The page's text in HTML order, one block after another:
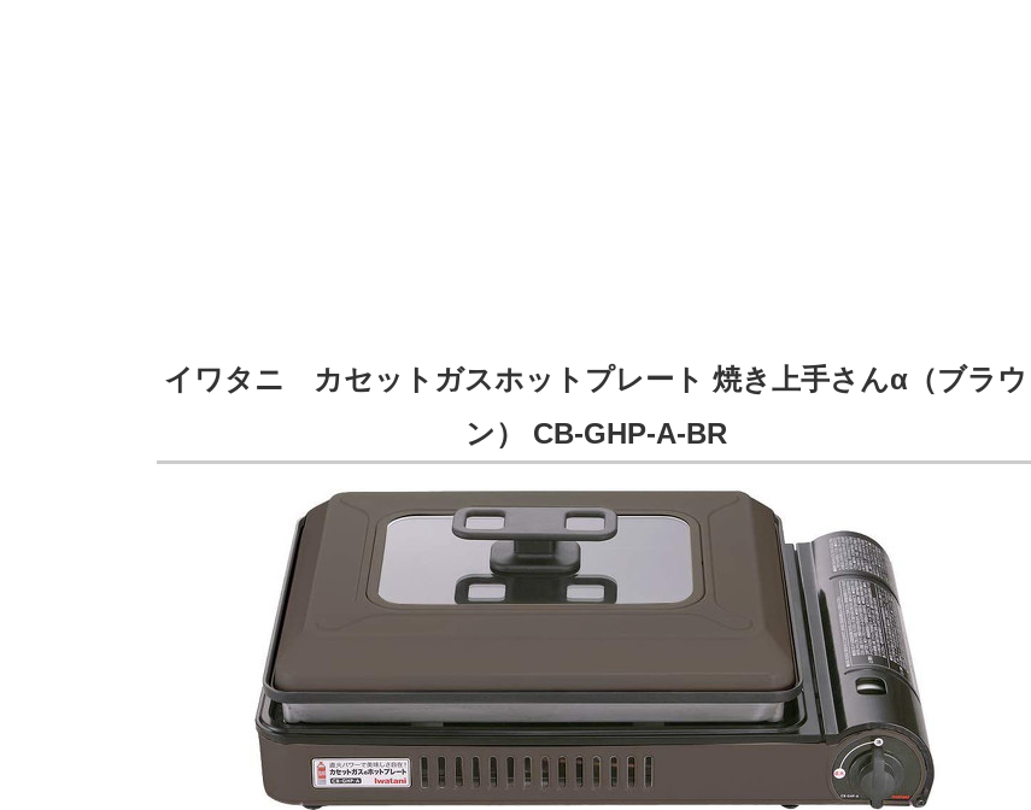
イワタニ カセットガスホットプレート 焼き上手さんα（ブラウ
ン） CB-GHP-A-BR